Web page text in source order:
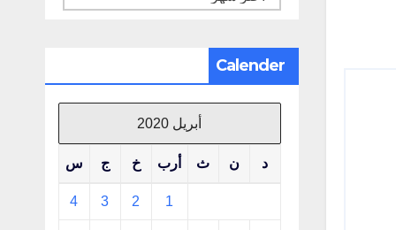
Calender
أبريل 2020
د ن ث أرب خ ج س
1
2
3
4